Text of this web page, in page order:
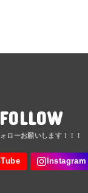
FOLLOW